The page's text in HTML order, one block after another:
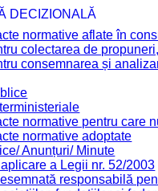
DECIZIONALĂ
normative aflate în
colectarea de
consemnarea și
normative pentru care
normative adoptate
Anunțuri/ Minute
a Legii nr. 52/2003
responsabilă